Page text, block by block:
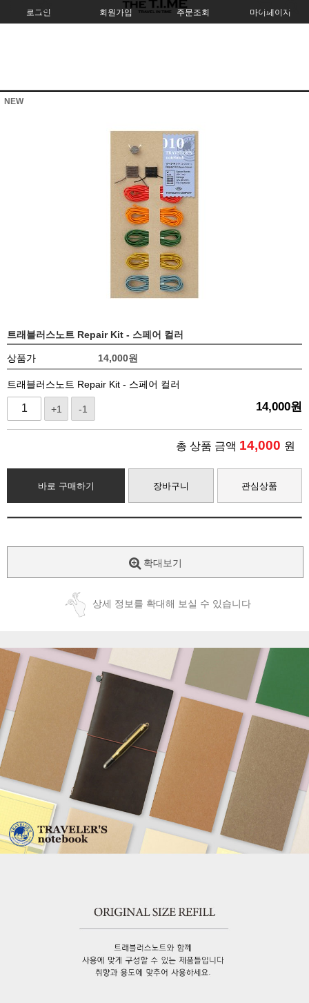
로그인 회원가입 주문조회 마이페이지
NEW
트래블러스노트 Repair Kit - 스페어 컬러
상품가 14,000원
트래블러스노트 Repair Kit - 스페어 컬러
+1 -1 14,000원
총 상품 금액 14,000 원
바로 구매하기 장바구니 관심상품
확대보기
상세 정보를 확대해 보실 수 있습니다